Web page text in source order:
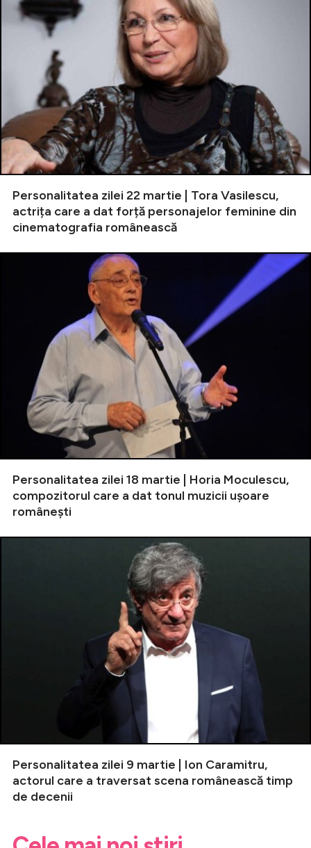
Personalitatea zilei 22 martie | Tora Vasilescu,
actrița care a dat forță personajelor feminine din
cinematografia românească
Personalitatea zilei 18 martie | Horia Moculescu,
compozitorul care a dat tonul muzicii ușoare
românești
Personalitatea zilei 9 martie | Ion Caramitru,
actorul care a traversat scena românească timp
de decenii